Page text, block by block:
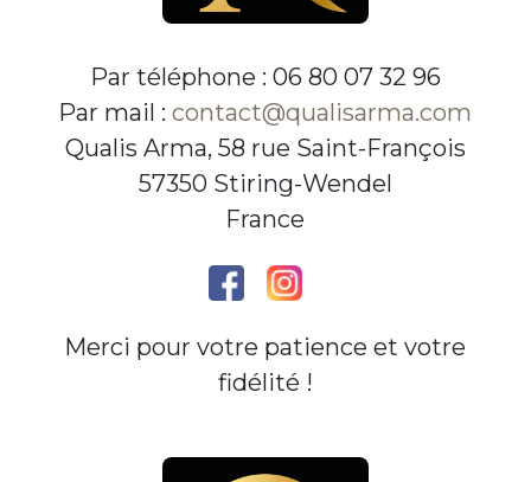
Par téléphone : 06 80 07 32 96
Par mail :contact@qualisarma.com
Qualis Arma, 58 rue Saint-François
57350 Stiring-Wendel
France
Merci pour votre patience et votre
fidélité !